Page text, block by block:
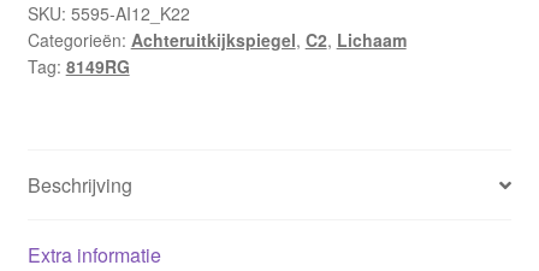
SKU: 5595-AI12_K22
Categorieën: Achteruitkijkspiegel, C2, Lichaam
Tag: 8149RG
Beschrijving
Extra informatie